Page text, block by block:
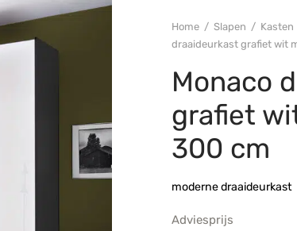
Home / Slapen / Kasten
draaideurkast grafiet wit
Monaco
grafiet
300 cm
moderne draaideurkast
Adviesprijs